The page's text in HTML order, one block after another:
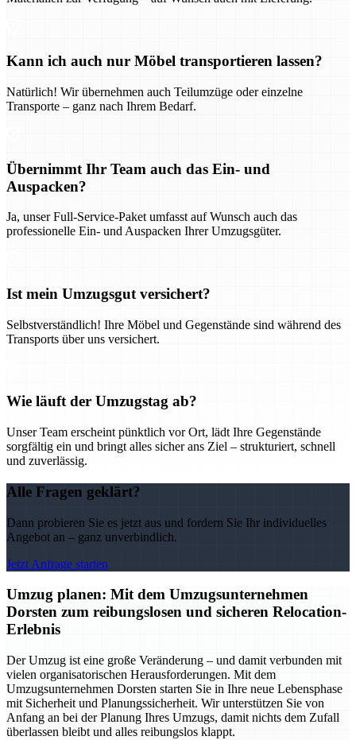
Kann ich auch nur Möbel transportieren lassen?
Natürlich! Wir übernehmen auch Teilumzüge oder einzelne
Transporte – ganz nach Ihrem Bedarf.
Übernimmt Ihr Team auch das Ein- und
Auspacken?
Ja, unser Full-Service-Paket umfasst auf Wunsch auch das
professionelle Ein- und Auspacken Ihrer Umzugsgüter.
Ist mein Umzugsgut versichert?
Selbstverständlich! Ihre Möbel und Gegenstände sind während des
Transports über uns versichert.
Wie läuft der Umzugstag ab?
Unser Team erscheint pünktlich vor Ort, lädt Ihre Gegenstände
sorgfältig ein und bringt alles sicher ans Ziel – strukturiert, schnell
und zuverlässig.
Alle Fragen geklärt?
Dann probieren Sie es jetzt aus und fordern Sie Ihr individuelles
Angebot an – ganz unverbindlich.
Jetzt Anfrage starten
Umzug planen: Mit dem Umzugsunternehmen
Dorsten zum reibungslosen und sicheren Relocation-
Erlebnis
Der Umzug ist eine große Veränderung – und damit verbunden mit
vielen organisatorischen Herausforderungen. Mit dem
Umzugsunternehmen Dorsten starten Sie in Ihre neue Lebensphase
mit Sicherheit und Planungssicherheit. Wir unterstützen Sie von
Anfang an bei der Planung Ihres Umzugs, damit nichts dem Zufall
überlassen bleibt und alles reibungslos klappt.